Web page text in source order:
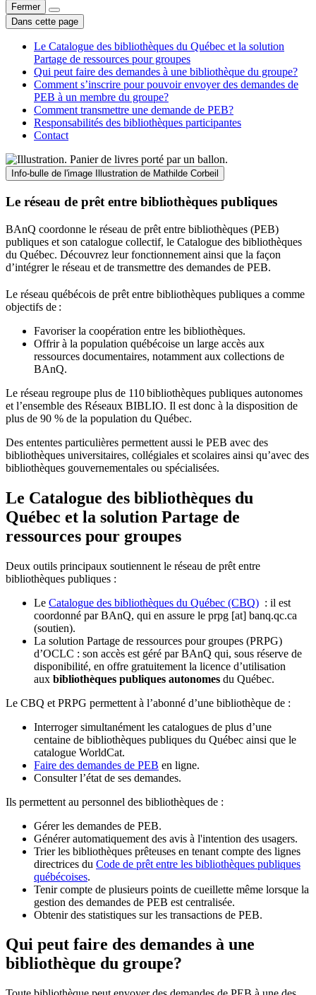
Fermer
Dans cette page
Le Catalogue des bibliothèques du Québec et la solution
Partage de ressources pour groupes
Qui peut faire des demandes à une bibliothèque du groupe?
Comment s’inscrire pour pouvoir envoyer des demandes de
PEB à un membre du groupe?
Comment transmettre une demande de PEB?
Responsabilités des bibliothèques participantes
Contact
Info-bulle de l'image Illustration de Mathilde Corbeil
Le réseau de prêt entre bibliothèques publiques
BAnQ coordonne le réseau de prêt entre bibliothèques (PEB)
publiques et son catalogue collectif, le Catalogue des bibliothèques
du Québec. Découvrez leur fonctionnement ainsi que la façon
d’intégrer le réseau et de transmettre des demandes de PEB.
Le réseau québécois de prêt entre bibliothèques publiques a comme
objectifs de :
Favoriser la coopération entre les bibliothèques.
Offrir à la population québécoise un large accès aux
ressources documentaires, notamment aux collections de
BAnQ.
Le réseau regroupe plus de 110bibliothèques publiques autonomes
et l’ensemble des Réseaux BIBLIO. Il est donc à la disposition de
plus de 90 % de la population du Québec.
Des ententes particulières permettent aussi le PEB avec des
bibliothèques universitaires, collégiales et scolaires ainsi qu’avec des
bibliothèques gouvernementales ou spécialisées.
Le Catalogue des bibliothèques du
Québec et la solution Partage de
ressources pour groupes
Deux outils principaux soutiennent le réseau de prêt entre
bibliothèques publiques :
Le Catalogue des bibliothèques du Québec (CBQ) : il est
coordonné par BAnQ, qui en assure le prpg [at] banq.qc.ca
(soutien).
La solution Partage de ressources pour groupes (PRPG)
d’OCLC : son accès est géré par BAnQ qui, sous réserve de
disponibilité, en offre gratuitement la licence d’utilisation
aux bibliothèques publiques autonomes du Québec.
Le CBQ et PRPG permettent à l’abonné d’une bibliothèque de :
Interroger simultanément les catalogues de plus d’une
centaine de bibliothèques publiques du Québec ainsi que le
catalogue WorldCat.
Faire des demandes de PEB en ligne.
Consulter l’état de ses demandes.
Ils permettent au personnel des bibliothèques de :
Gérer les demandes de PEB.
Générer automatiquement des avis à l'intention des usagers.
Trier les bibliothèques prêteuses en tenant compte des lignes
directrices du Code de prêt entre les bibliothèques publiques
québécoises.
Tenir compte de plusieurs points de cueillette même lorsque la
gestion des demandes de PEB est centralisée.
Obtenir des statistiques sur les transactions de PEB.
Qui peut faire des demandes à une
bibliothèque du groupe?